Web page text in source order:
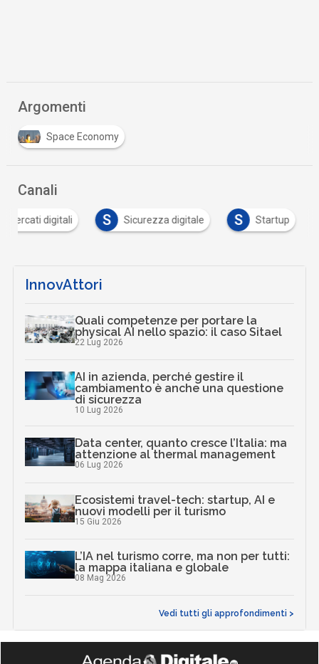
Argomenti
Space Economy
Canali
Mercati digitali S Sicurezza digitale S Startup
InnovAttori
Quali competenze per portare la
physical AI nello spazio: il caso Sitael
22 Lug 2026
AI in azienda, perché gestire il
cambiamento è anche una questione
di sicurezza
10 Lug 2026
Data center, quanto cresce l’Italia: ma
attenzione al thermal management
06 Lug 2026
Ecosistemi travel-tech: startup, AI e
nuovi modelli per il turismo
15 Giu 2026
L’IA nel turismo corre, ma non per tutti:
la mappa italiana e globale
08 Mag 2026
Vedi tutti gli approfondimenti >